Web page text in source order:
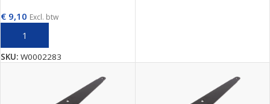
€ 9,10 Excl. btw
SKU: W0002283